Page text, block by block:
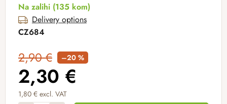
Na zalihi (135 kom)
Delivery options
CZ684
2,90 € –20 %
2,30 €
1,80 € excl. VAT